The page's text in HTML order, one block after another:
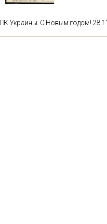
ПК Украины. С Новым годом!